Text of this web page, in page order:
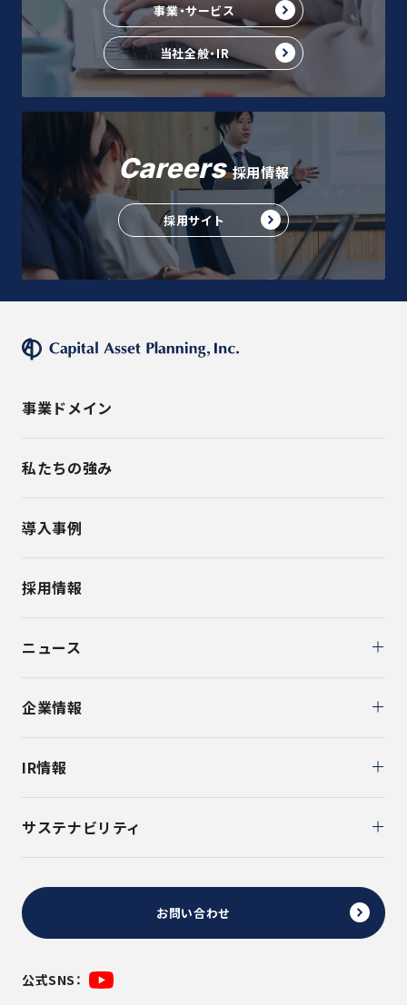
事業・サービス
当社全般・IR
Careers 採用情報
採用サイト
事業ドメイン
私たちの強み
導入事例
採用情報
ニュース
企業情報
IR情報
サステナビリティ
お問い合わせ
公式SNS：